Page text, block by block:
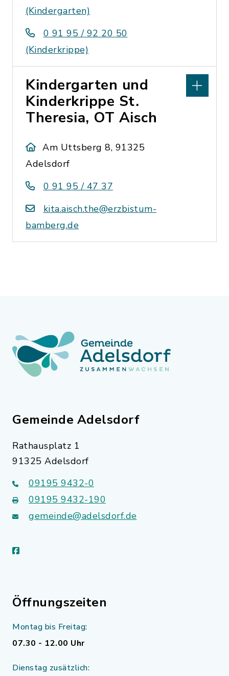
(Kindergarten)
0 91 95 / 92 20 50
(Kinderkrippe)
Kindergarten und
Kinderkrippe St.
Theresia, OT Aisch
Am Uttsberg 8, 91325
Adelsdorf
0 91 95 / 47 37
kita.aisch.the@erzbistum-
bamberg.de
Gemeinde Adelsdorf
Rathausplatz 1
91325 Adelsdorf
09195 9432-0
09195 9432-190
gemeinde@adelsdorf.de
facebook
Öffnungszeiten
Montag bis Freitag:
07.30 - 12.00 Uhr
Dienstag zusätzlich: